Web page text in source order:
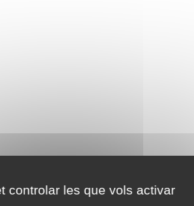
controlar les que vols activar